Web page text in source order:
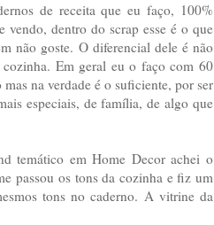
de receita que eu faço, 100%
vendo, dentro do scrap esse é o que
não goste. O diferencial dele é não
cozinha. Em geral eu o faço com 60
na verdade é o suficiente, por ser
especiais, de família, de algo que
temático em Home Decor achei o
passou os tons da cozinha e fiz um
tons no caderno. A vitrine da